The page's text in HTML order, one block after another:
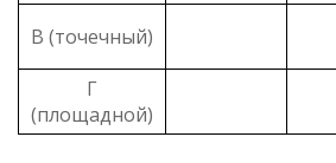
В (точечный)
Г
(площадной)